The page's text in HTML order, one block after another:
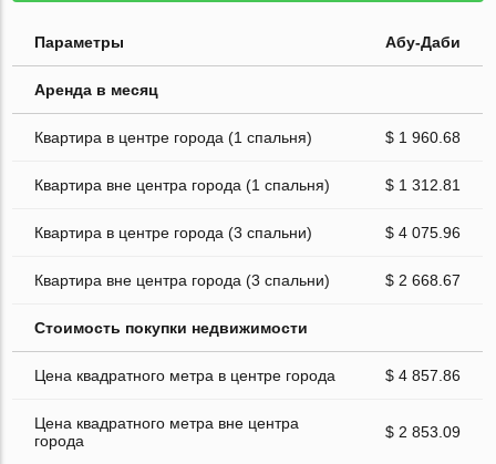
Параметры Абу-Даби
Аренда в месяц
Квартира в центре города (1 спальня) $ 1 960.68
Квартира вне центра города (1 спальня) $ 1 312.81
Квартира в центре города (3 спальни) $ 4 075.96
Квартира вне центра города (3 спальни) $ 2 668.67
Стоимость покупки недвижимости
Цена квадратного метра в центре города $ 4 857.86
Цена квадратного метра вне центра
города
$ 2 853.09